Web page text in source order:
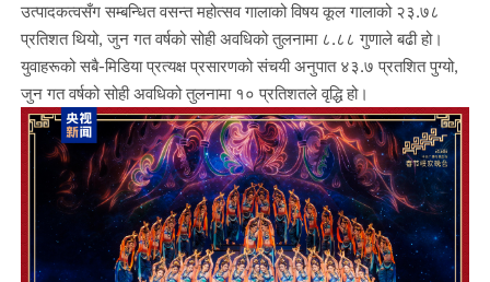
उत्पादकत्वसँग सम्बन्धित वसन्त महोत्सव गालाको विषय कूल गालाको २३.७८
प्रतिशत थियो, जुन गत वर्षको सोही अवधिको तुलनामा ८.८८ गुणाले बढी हो।
युवाहरूको सबै-मिडिया प्रत्यक्ष प्रसारणको संचयी अनुपात ४३.७ प्रतशित पुग्यो,
जुन गत वर्षको सोही अवधिको तुलनामा १० प्रतिशतले वृद्धि हो।